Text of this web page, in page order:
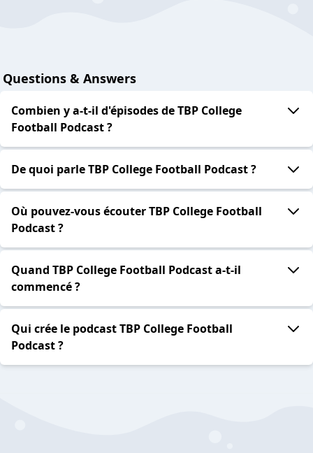
Questions & Answers
Combien y a-t-il d'épisodes de TBP College
Football Podcast ?
De quoi parle TBP College Football Podcast ?
Où pouvez-vous écouter TBP College Football
Podcast ?
Quand TBP College Football Podcast a-t-il
commencé ?
Qui crée le podcast TBP College Football
Podcast ?